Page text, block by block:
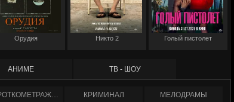
Орудия Никто 2 Голый пистолет
АНИМЕ ТВ - ШОУ
КОРОТКОМЕТРАЖНЫЕ КРИМИНАЛ МЕЛОДРАМЫ